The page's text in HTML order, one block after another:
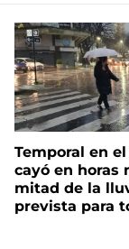
Temporal en el
cayó en horas
mitad de la
prevista para